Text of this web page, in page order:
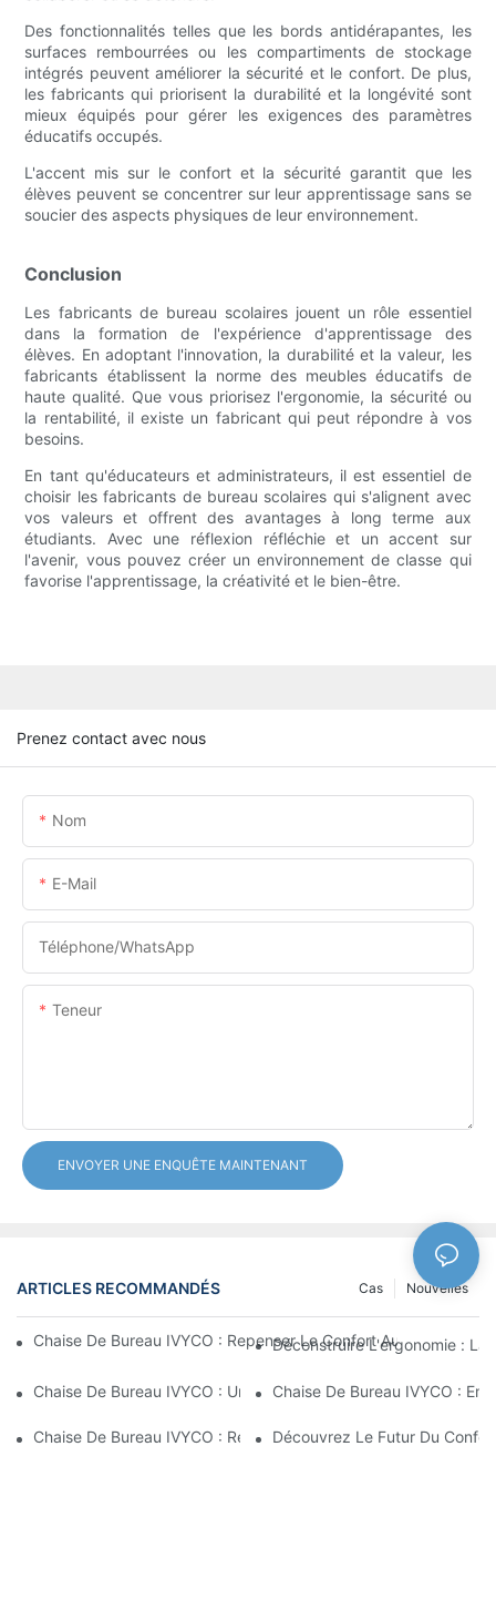
Des fonctionnalités telles que les bords antidérapantes, les
surfaces rembourrées ou les compartiments de stockage
intégrés peuvent améliorer la sécurité et le confort. De plus,
les fabricants qui priorisent la durabilité et la longévité sont
mieux équipés pour gérer les exigences des paramètres
éducatifs occupés.
L'accent mis sur le confort et la sécurité garantit que les
élèves peuvent se concentrer sur leur apprentissage sans se
soucier des aspects physiques de leur environnement.
Conclusion
Les fabricants de bureau scolaires jouent un rôle essentiel
dans la formation de l'expérience d'apprentissage des
élèves. En adoptant l'innovation, la durabilité et la valeur, les
fabricants établissent la norme des meubles éducatifs de
haute qualité. Que vous priorisez l'ergonomie, la sécurité ou
la rentabilité, il existe un fabricant qui peut répondre à vos
besoins.
En tant qu'éducateurs et administrateurs, il est essentiel de
choisir les fabricants de bureau scolaires qui s'alignent avec
vos valeurs et offrent des avantages à long terme aux
étudiants. Avec une réflexion réfléchie et un accent sur
l'avenir, vous pouvez créer un environnement de classe qui
favorise l'apprentissage, la créativité et le bien-être.
Prenez contact avec nous
Nom
E-Mail
Téléphone/WhatsApp
Teneur
ENVOYER UNE ENQUÊTE MAINTENANT
ARTICLES RECOMMANDÉS Nouvelles
Cas
Chaise De Bureau IVYCO : Repenser Le Confort Au Bureau
Déconstruire L'ergonomie : La
Chaise De Bureau IVYCO : Un Confort Optimal Grâce À Une
Chaise De Bureau IVYCO :
Chaise De Bureau IVYCO : Redéfinir Le Confort Au Travail
Découvrez Le Futur Du